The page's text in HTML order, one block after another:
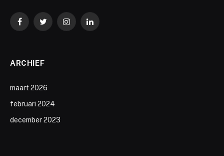
FacebookTwitterInstagramLinkedIn
ARCHIEF
maart 2026
februari 2024
december 2023